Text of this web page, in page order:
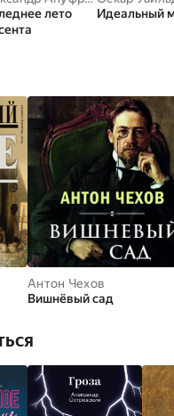
лето
Идеальный
Антон Чехов
Вишнёвый сад